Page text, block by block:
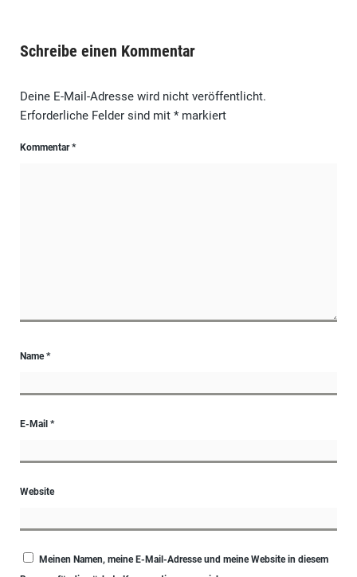
Schreibe einen Kommentar
Deine E-Mail-Adresse wird nicht veröffentlicht.
Erforderliche Felder sind mit *markiert
Kommentar*
Name*
E-Mail *
Website
Meinen Namen, meine E-Mail-Adresse und meine Website in diesem